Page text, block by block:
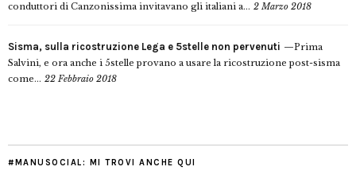
conduttori di Canzonissima invitavano gli italiani a... 2 Marzo 2018
Sisma, sulla ricostruzione Lega e 5stelle non pervenuti
Prima
Salvini, e ora anche i 5stelle provano a usare la ricostruzione post-sisma
come... 22 Febbraio 2018
#MANUSOCIAL: MI TROVI ANCHE QUI